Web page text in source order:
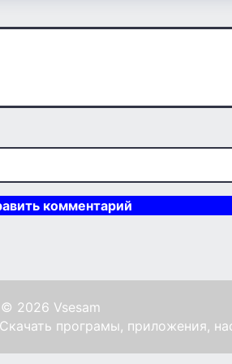
© 2026 Vsesam
програмы, приложения,